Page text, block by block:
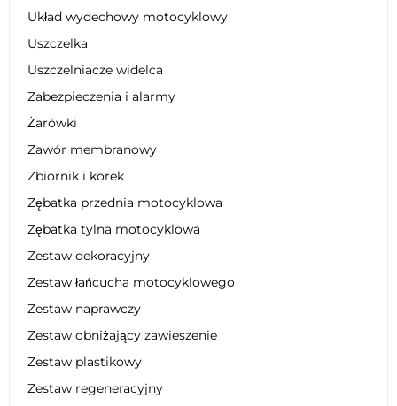
Układ wydechowy motocyklowy
Uszczelka
Uszczelniacze widelca
Zabezpieczenia i alarmy
Żarówki
Zawór membranowy
Zbiornik i korek
Zębatka przednia motocyklowa
Zębatka tylna motocyklowa
Zestaw dekoracyjny
Zestaw łańcucha motocyklowego
Zestaw naprawczy
Zestaw obniżający zawieszenie
Zestaw plastikowy
Zestaw regeneracyjny